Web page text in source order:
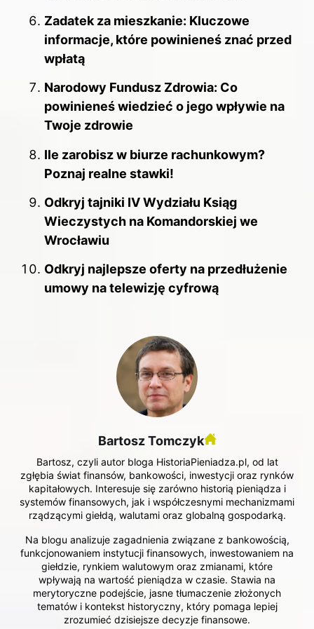
Zadatek za mieszkanie: Kluczowe
informacje, które powinieneś znać przed
wpłatą
Narodowy Fundusz Zdrowia: Co
powinieneś wiedzieć o jego wpływie na
Twoje zdrowie
Ile zarobisz w biurze rachunkowym?
Poznaj realne stawki!
Odkryj tajniki IV Wydziału Ksiąg
Wieczystych na Komandorskiej we
Wrocławiu
Odkryj najlepsze oferty na przedłużenie
umowy na telewizję cyfrową
Bartosz Tomczyk
Bartosz, czyli autor bloga HistoriaPieniadza.pl, od lat
zgłębia świat finansów, bankowości, inwestycji oraz rynków
kapitałowych. Interesuje się zarówno historią pieniądza i
systemów finansowych, jak i współczesnymi mechanizmami
rządzącymi giełdą, walutami oraz globalną gospodarką.
Na blogu analizuje zagadnienia związane z bankowością,
funkcjonowaniem instytucji finansowych, inwestowaniem na
giełdzie, rynkiem walutowym oraz zmianami, które
wpływają na wartość pieniądza w czasie. Stawia na
merytoryczne podejście, jasne tłumaczenie złożonych
tematów i kontekst historyczny, który pomaga lepiej
zrozumieć dzisiejsze decyzje finansowe.